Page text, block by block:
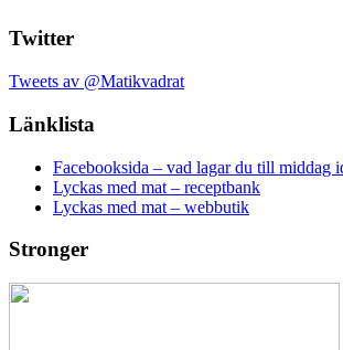
Twitter
Tweets av @Matikvadrat
Länklista
Facebooksida – vad lagar du till middag
Lyckas med mat – receptbank
Lyckas med mat – webbutik
Stronger